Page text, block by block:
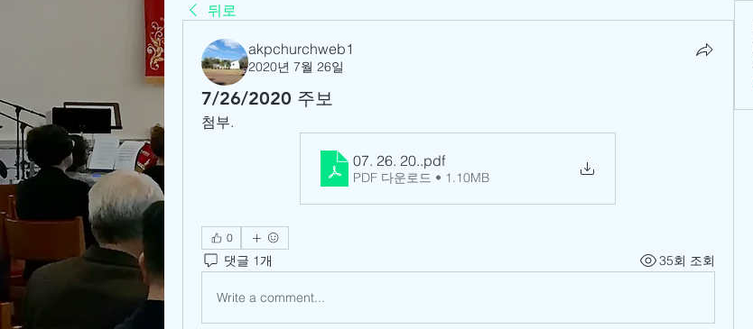
뒤로
akpchurchweb1
2020년 7월 26일
7/26/2020 주보
첨부.
07. 26. 20..pdf
PDF 다운로드 • 1.10MB
0
댓글 1개 35회 조회
Write a comment...